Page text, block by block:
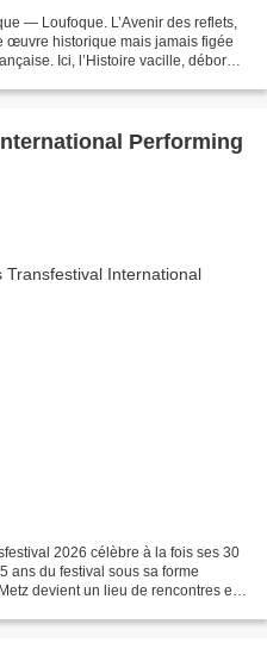
— Loufoque. L’Avenir des reflets,
œuvre historique mais jamais figée
Ici, l’Histoire vacille, déborde,
Performing
2026 célèbre à la fois ses 30
ans du festival sous sa forme
devient un lieu de rencontres et